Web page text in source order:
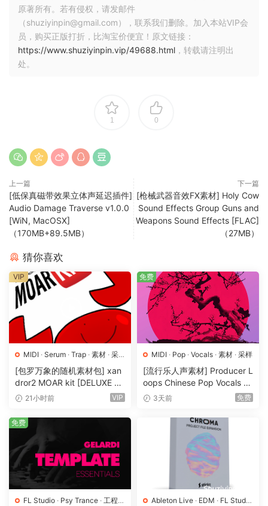
原著所有。若有侵权，请发邮件
（shuziyinpin@gmail.com），联系我们删除。加入本站VIP会
员，购买正版打折，比淘宝价便宜！原文链接：
https://www.shuziyinpin.vip/49688.html ，转载请注明出
处。
1 0
上一篇
[低保真磁带效果立体声延迟插件]
Audio Damage Traverse v1.0.0
[WiN, MacOSX]
（170MB+89.5MB）
下一篇
[枪械武器音效FX素材] Holy Cow
Sound Effects Group Guns and
Weapons Sound Effects [FLAC]
（27MB）
猜你喜欢
MIDI · Serum · Trap · 素材 · 采
样·预置
[包罗万象的随机素材包] xan
dror2 MOAR kit [DELUXE VE
RSION] [WAV, MiDi]（3.1G
21小时前 VIP
VIP
MIDI · Pop · Vocals · 素材 · 采样
[流行乐人声素材] Producer L
oops Chinese Pop Vocals Vo
l.1 [WAV, MiDi, REX]（3.21G
3天前 免费
免费
FL Studio · Psy Trance · 工程·
免费
Ableton Live · EDM · FL Studio